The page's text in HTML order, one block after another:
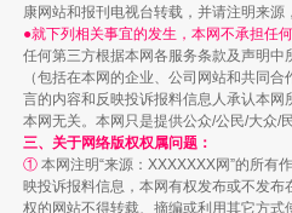
康网站和报刊电视台转载，并请注明来源
●就下列相关事宜的发生，本网不承担任
任何第三方根据本网各服务条款及声明中
（包括在本网的企业、公司网站和共同合
言的内容和反映投诉报料信息人承认本
本网无关。本网只是提供公众/公民/大众/
三、关于网络版权权属问题：
① 本网注明“来源：XXXXXXX网”的所有
映投诉报料信息，本网有权发布或不发
权的网站不得转载、摘编或利用其它方式